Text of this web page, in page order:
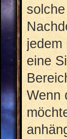
jedem
eine
Wenn